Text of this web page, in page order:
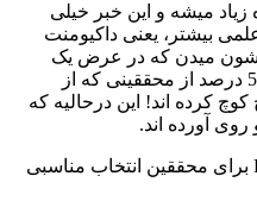
زیاد میشه و این خبر خیلی
بیشتر، یعنی داکیومنت
نشون میدن که در عرض یک
سال، از سال 2018 تا 2019، حدود 55 درصد از محققینی که از
کوچ کرده اند! این درحالیه که